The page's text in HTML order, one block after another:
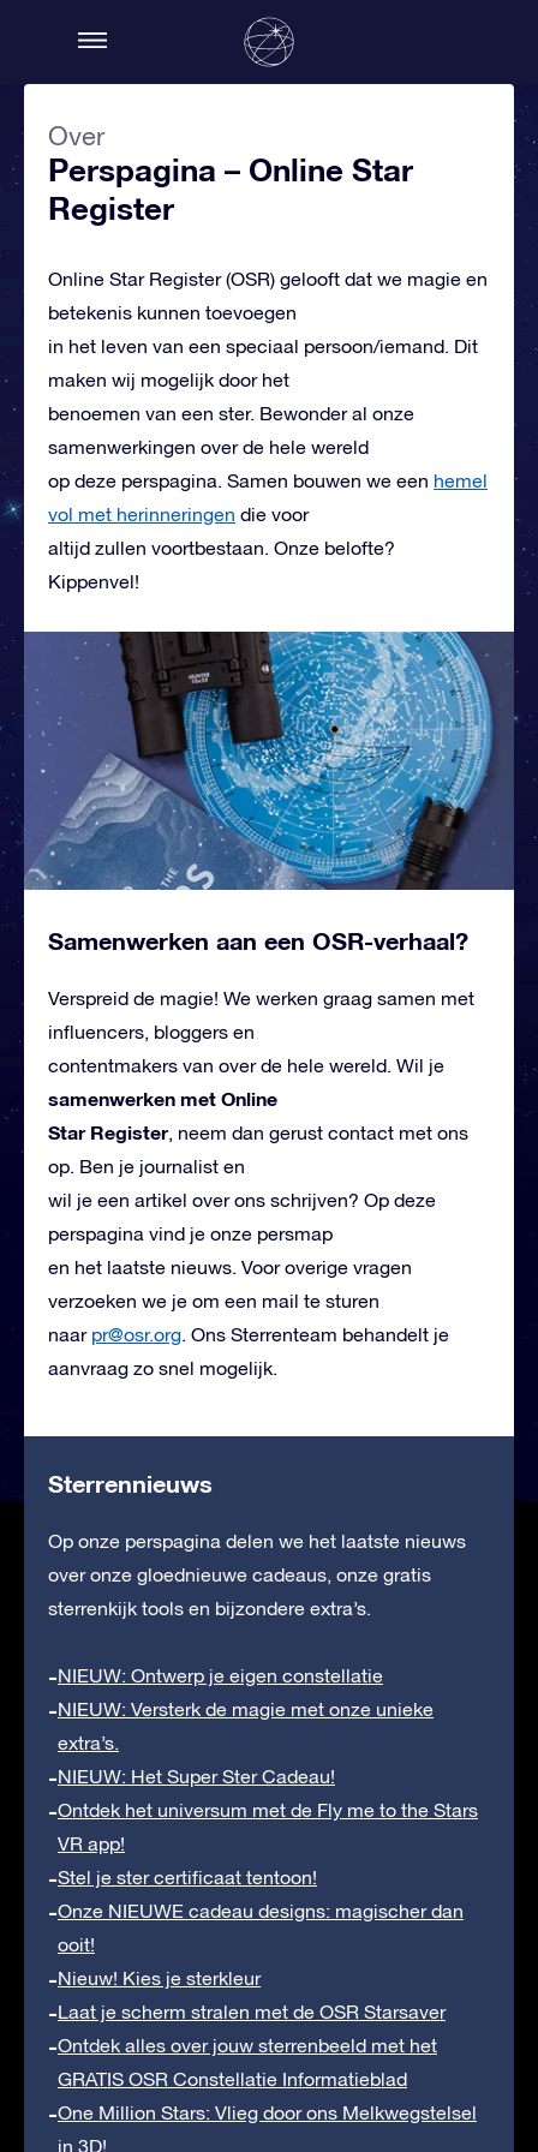
Over
Perspagina – Online Star
Register
Online Star Register (OSR) gelooft dat we magie en
betekenis kunnen toevoegen
in het leven van een speciaal persoon/iemand. Dit
maken wij mogelijk door het
benoemen van een ster. Bewonder al onze
samenwerkingen over de hele wereld
op deze perspagina. Samen bouwen we een hemel
vol met herinneringen die voor
altijd zullen voortbestaan. Onze belofte?
Kippenvel!
Samenwerken aan een OSR-verhaal?
Verspreid de magie! We werken graag samen met
influencers, bloggers en
contentmakers van over de hele wereld. Wil je
samenwerken met Online
Star Register, neem dan gerust contact met ons
op. Ben je journalist en
wil je een artikel over ons schrijven? Op deze
perspagina vind je onze persmap
en het laatste nieuws. Voor overige vragen
verzoeken we je om een mail te sturen
naar pr@osr.org. Ons Sterrenteam behandelt je
aanvraag zo snel mogelijk.
Sterrennieuws
Op onze perspagina delen we het laatste nieuws
over onze gloednieuwe cadeaus, onze gratis
sterrenkijk tools en bijzondere extra’s.
NIEUW: Ontwerp je eigen constellatie
NIEUW: Versterk de magie met onze unieke
extra’s.
NIEUW: Het Super Ster Cadeau!
Ontdek het universum met de Fly me to the Stars
VR app!
Stel je ster certificaat tentoon!
Onze NIEUWE cadeau designs: magischer dan
ooit!
Nieuw! Kies je sterkleur
Laat je scherm stralen met de OSR Starsaver
Ontdek alles over jouw sterrenbeeld met het
GRATIS OSR Constellatie Informatieblad
One Million Stars: Vlieg door ons Melkwegstelsel
in 3D!